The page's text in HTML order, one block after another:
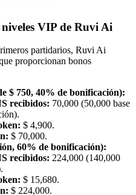
VIP de Ruvi Ai
partidarios, Ruvi Ai
proporcionan bonos
$ 750, 40% de bonificación):
recibidos: 70,000 (50,000 base
$ 4,900.
$ 70,000.
60% de bonificación):
recibidos: 224,000 (140,000
$ 15,680.
$ 224,000.